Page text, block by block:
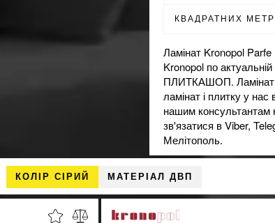
КВАДРАТНИХ
Ламінат Kronopol
Kronopol по актуальній
ПЛИТКАШОП. Ламінат
ламінат і плиткуу нас
нашим консультантам
зв'язатися в Viber,
Мелітополь.
КОЛІР СІРИЙ МАТЕРІАЛ ДВП